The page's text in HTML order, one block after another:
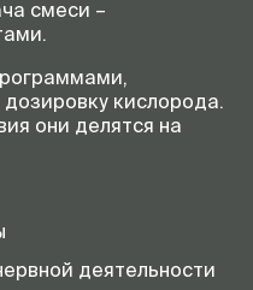
смеси –
кислорода.
они делятся на
деятельности